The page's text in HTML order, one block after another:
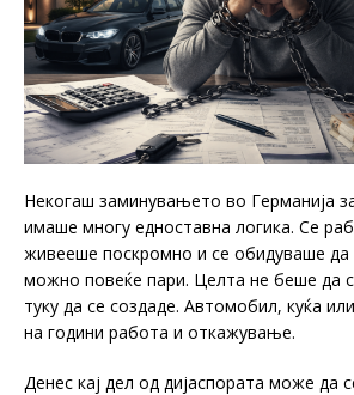
Некогаш заминувањето во Германија
имаше многу едноставна логика. Се
живееше поскромно и се обидуваше
можно повеќе пари. Целта не беше да
туку да се создаде. Автомобил, куќа
на години работа и откажување.
Денес кај дел од дијаспората може да